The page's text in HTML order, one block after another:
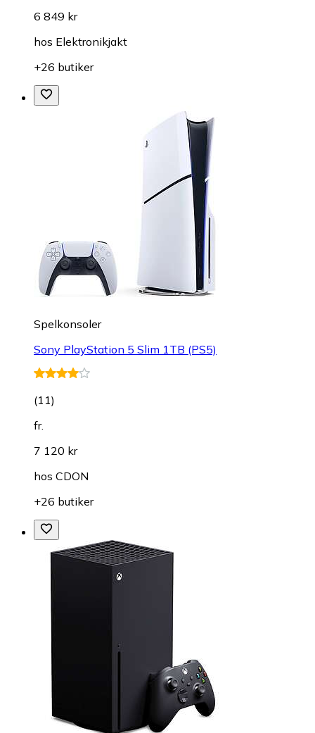
6 849 kr
hos Elektronikjakt
+26 butiker
Spelkonsoler
Sony PlayStation 5 Slim 1TB (PS5)
(11)
fr.
7 120 kr
hos CDON
+26 butiker